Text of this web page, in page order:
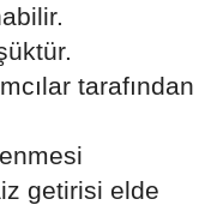
tarafından
getirisi elde